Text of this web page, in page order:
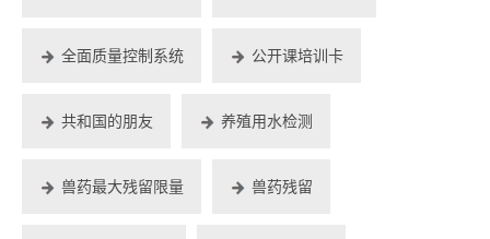
全面质量控制系统 公开课培训卡
共和国的朋友 养殖用水检测
兽药最大残留限量 兽药残留